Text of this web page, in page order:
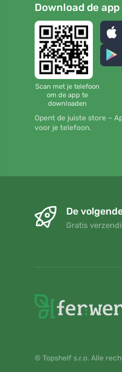
Download de app
Scan met je telefoon
om de app te
downloaden
Opent de juiste store –
voor je telefoon.
De
Gratis
© Topshelf s.r.o. Alle